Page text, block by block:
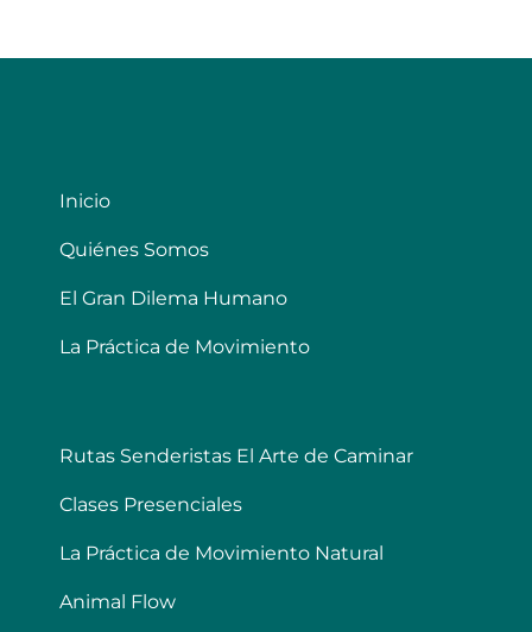
Inicio
Quiénes Somos
El Gran Dilema Humano
La Práctica de Movimiento
Rutas Senderistas El Arte de Caminar
Clases Presenciales
La Práctica de Movimiento Natural
Animal Flow